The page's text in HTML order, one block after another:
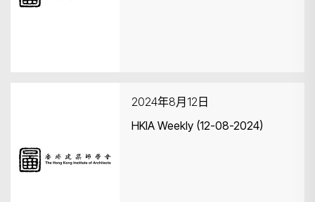
2024年8月12日
HKIA Weekly (12-08-2024)